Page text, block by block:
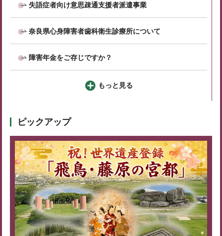
失語症者向け意思疎通支援者派遣事業
奈良県心身障害者歯科衛生診療所について
障害年金をご存じですか？
もっと見る
ピックアップ